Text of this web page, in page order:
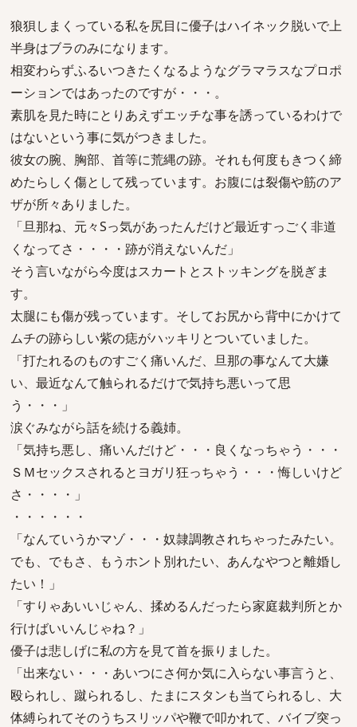
狼狽しまくっている私を尻目に優子はハイネック脱いで上
半身はブラのみになります。
相変わらずふるいつきたくなるようなグラマラスなプロポ
ーションではあったのですが・・・。
素肌を見た時にとりあえずエッチな事を誘っているわけで
はないという事に気がつきました。
彼女の腕、胸部、首等に荒縄の跡。それも何度もきつく締
めたらしく傷として残っています。お腹には裂傷や筋のア
ザが所々ありました。
「旦那ね、元々Sっ気があったんだけど最近すっごく非道
くなってさ・・・・跡が消えないんだ」
そう言いながら今度はスカートとストッキングを脱ぎま
す。
太腿にも傷が残っています。そしてお尻から背中にかけて
ムチの跡らしい紫の痣がハッキリとついていました。
「打たれるのものすごく痛いんだ、旦那の事なんて大嫌
い、最近なんて触られるだけで気持ち悪いって思
う・・・」
涙ぐみながら話を続ける義姉。
「気持ち悪し、痛いんだけど・・・良くなっちゃう・・・
ＳＭセックスされるとヨガリ狂っちゃう・・・悔しいけど
さ・・・・」
・・・・・・
「なんていうかマゾ・・・奴隷調教されちゃったみたい。
でも、でもさ、もうホント別れたい、あんなやつと離婚し
たい！」
「すりゃあいいじゃん、揉めるんだったら家庭裁判所とか
行けばいいんじゃね？」
優子は悲しげに私の方を見て首を振りました。
「出来ない・・・あいつにさ何か気に入らない事言うと、
殴られし、蹴られるし、たまにスタンも当てられるし、大
体縛られてそのうちスリッパや鞭で叩かれて、バイブ突っ